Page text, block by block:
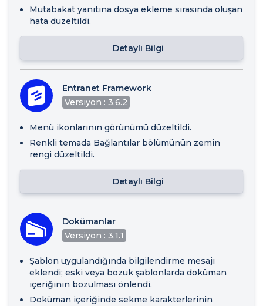
Mutabakat yanıtına dosya ekleme sırasında oluşan
hata düzeltildi.
Detaylı Bilgi
Entranet Framework
Versiyon : 3.6.2
Menü ikonlarının görünümü düzeltildi.
Renkli temada Bağlantılar bölümünün zemin
rengi düzeltildi.
Detaylı Bilgi
Dokümanlar
Versiyon : 3.1.1
Şablon uygulandığında bilgilendirme mesajı
eklendi; eski veya bozuk şablonlarda doküman
içeriğinin bozulması önlendi.
Doküman içeriğinde sekme karakterlerinin